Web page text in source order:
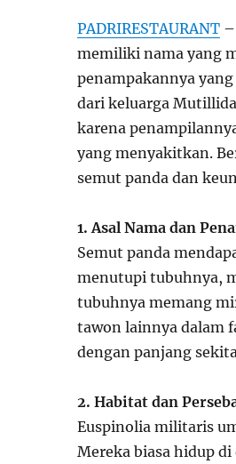
PADRIRESTAURANT–
memiliki nama yang
penampakannya
dari keluarga
karena
yang menyakitkan.
semut panda dan
1. Asal Nama dan
Semut panda
menutupi tubuhnya,
tubuhnya memang
tawon lainnya dalam
dengan panjang
2. Habitat dan
Euspinolia militaris
Mereka biasa hidup